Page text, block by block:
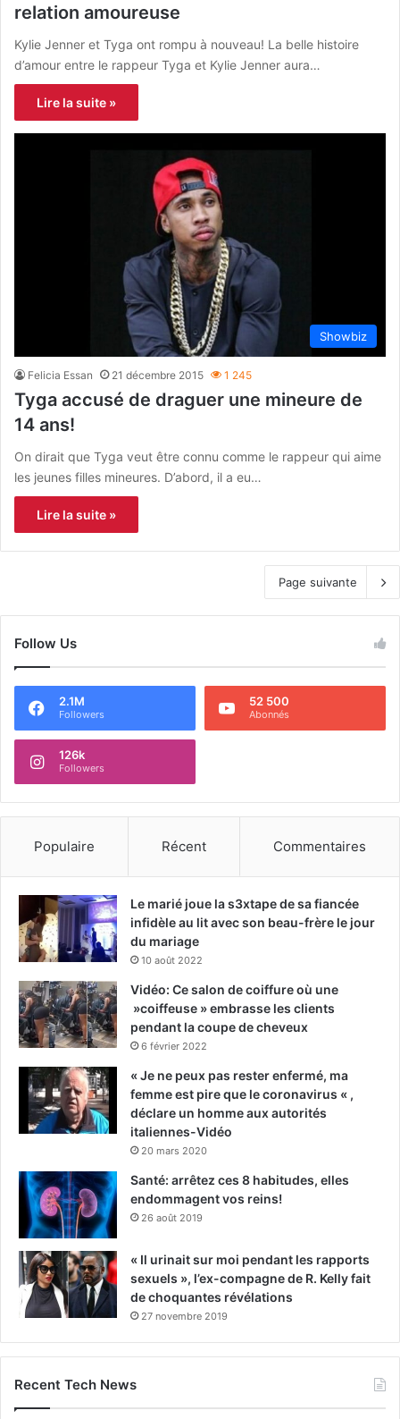
relation amoureuse
Kylie Jenner et Tyga ont rompu à nouveau! La belle histoire
d’amour entre le rappeur Tyga et Kylie Jenner aura…
Lire la suite »
Showbiz
Felicia Essan 21 décembre 2015 1 245
Tyga accusé de draguer une mineure de
14 ans!
On dirait que Tyga veut être connu comme le rappeur qui aime
les jeunes filles mineures. D’abord, il a eu…
Lire la suite »
Page suivante
Follow Us
2.1M
Followers
52 500
Abonnés
126k
Followers
Populaire Récent Commentaires
Le marié joue la s3xtape de sa fiancée
infidèle au lit avec son beau-frère le jour
du mariage
10 août 2022
Vidéo: Ce salon de coiffure où une
»coiffeuse » embrasse les clients
pendant la coupe de cheveux
6 février 2022
« Je ne peux pas rester enfermé, ma
femme est pire que le coronavirus « ,
déclare un homme aux autorités
italiennes-Vidéo
20 mars 2020
Santé: arrêtez ces 8 habitudes, elles
endommagent vos reins!
26 août 2019
« Il urinait sur moi pendant les rapports
sexuels », l’ex-compagne de R. Kelly fait
de choquantes révélations
27 novembre 2019
Recent Tech News